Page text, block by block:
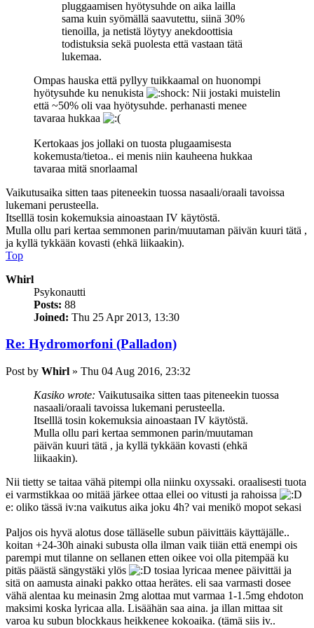
pluggaamisen hyötysuhde on aika lailla
sama kuin syömällä saavutettu, siinä 30%
tienoilla, ja netistä löytyy anekdoottisia
todistuksia sekä puolesta että vastaan tätä
lukemaa.
Ompas hauska että pyllyy tuikkaamal on huonompi
hyötysuhde ku nenukista
Nii jostaki muistelin
että ~50% oli vaa hyötysuhde. perhanasti menee
tavaraa hukkaa
Kertokaas jos jollaki on tuosta plugaamisesta
kokemusta/tietoa.. ei menis niin kauheena hukkaa
tavaraa mitä snorlaamal
Vaikutusaika sitten taas piteneekin tuossa nasaali/oraali tavoissa
lukemani perusteella.
Itselllä tosin kokemuksia ainoastaan IV käytöstä.
Mulla ollu pari kertaa semmonen parin/muutaman päivän kuuri tätä ,
ja kyllä tykkään kovasti (ehkä liikaakin).
Top
Whirl
Psykonautti
Posts: 88
Joined: Thu 25 Apr 2013, 13:30
Re: Hydromorfoni (Palladon)
Post by Whirl » Thu 04 Aug 2016, 23:32
Kasiko wrote: Vaikutusaika sitten taas piteneekin tuossa
nasaali/oraali tavoissa lukemani perusteella.
Itselllä tosin kokemuksia ainoastaan IV käytöstä.
Mulla ollu pari kertaa semmonen parin/muutaman
päivän kuuri tätä , ja kyllä tykkään kovasti (ehkä
liikaakin).
Nii tietty se taitaa vähä pitempi olla niinku oxyssaki. oraalisesti tuota
ei varmstikkaa oo mitää järkee ottaa ellei oo vitusti ja rahoissa
e: oliko tässä iv:na vaikutus aika joku 4h? vai menikö mopot sekasi
Paljos ois hyvä alotus dose tälläselle subun päivittäis käyttäjälle..
koitan +24-30h ainaki subusta olla ilman vaik tiiän että enempi ois
parempi mut tilanne on sellanen etten oikee voi olla pitempää ku
pitäs päästä sängystäki ylös
tosiaa lyricaa menee päivittäi ja
sitä on aamusta ainaki pakko ottaa herätes. eli saa varmasti dosee
vähä alentaa ku meinasin 2mg alottaa mut varmaa 1-1.5mg ehdoton
maksimi koska lyricaa alla. Lisäähän saa aina. ja illan mittaa sit
varoa ku subun blockkaus heikkenee kokoaika. (tämä siis iv..